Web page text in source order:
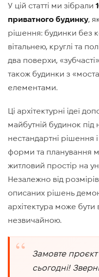
У цій статті ми зібрали
приватного будинку,
рішення: будинки без
вітальнею, круглі та
два поверхи,
також будинки з
елементами.
Ці архітектурні ідеї
майбутній будинок під
нестандартні рішення
форми та планування
житловий простір на
Незалежно від
описаних рішень
архітектура може
незвичайною.
Замовте проєкт
сьогодні!